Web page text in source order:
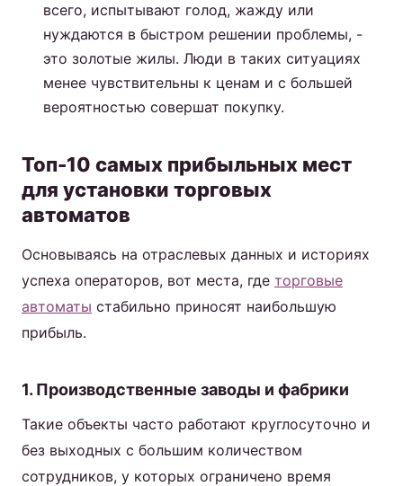
всего, испытывают голод, жажду или
нуждаются в быстром решении проблемы, -
это золотые жилы. Люди в таких ситуациях
менее чувствительны к ценам и с большей
вероятностью совершат покупку.
Топ-10 самых прибыльных мест
для установки торговых
автоматов
Основываясь на отраслевых данных и историях
успеха операторов, вот места, где торговые
автоматы стабильно приносят наибольшую
прибыль.
1. Производственные заводы и фабрики
Такие объекты часто работают круглосуточно и
без выходных с большим количеством
сотрудников, у которых ограничено время